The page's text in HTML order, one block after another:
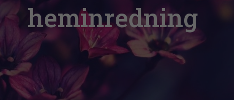
heminredning